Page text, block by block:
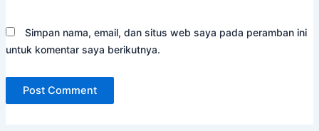
Simpan nama, email, dan situs web saya pada peramban ini
untuk komentar saya berikutnya.